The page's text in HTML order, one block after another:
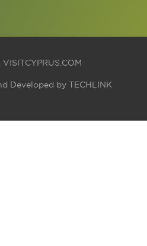
VISITCYPRUS.COM
Developed by TECHLINK